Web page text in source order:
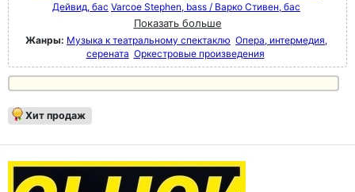
Дейвид, бас Varcoe Stephen, bass / Варко Стивен, бас
Показать больше
Жанры: Музыка к театральному спектаклю Опера, интермедия,
серената Оркестровые произведения
Хит продаж